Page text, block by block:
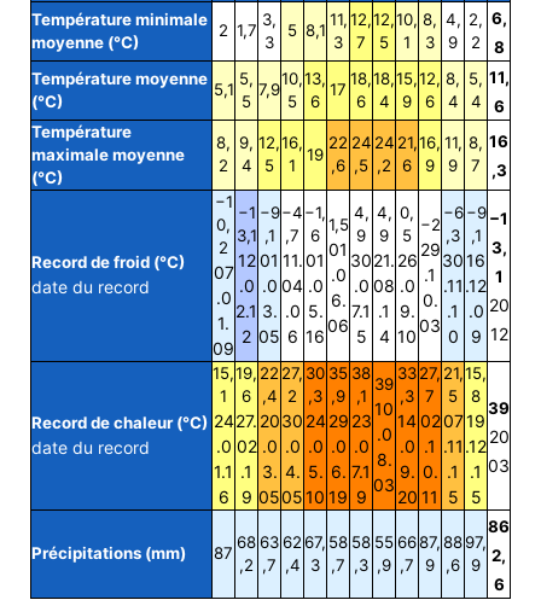
Température minimale
moyenne (°C)
2 1,7
3,
3
5 8,1
11,
3
12,
7
12,
5
10,
1
8,
3
4,
9
2,
2
6,
8
Température moyenne
(°C)
5,1
5,
5
7,9
10,
5
13,
6
17
18,
6
18,
4
15,
9
12,
6
8,
4
5,
4
11,
6
Température
maximale moyenne
(°C)
8,
2
9,
4
12,
5
16,
1
19
22
,6
24
,5
24
,2
21,
6
16,
9
11,
9
8,
7
16
,3
Record de froid (°C)
date du record
−1
0,
2
07
.0
1.
09
−1
3,1
12
.0
2.1
2
−9
,1
01
.0
3.
05
−4
,7
11.
04
.0
6
−1,
6
01
.0
5.
16
1,5
01
.0
6.
06
4,
9
30
.0
7.1
5
4,
9
21.
08
.1
4
0,
5
26
.0
9.
10
−2
29
.1
0.
03
−6
,3
30
.11
.1
0
−9
,1
16
.12
.0
9
−1
3,
1
20
12
Record de chaleur (°C)
date du record
15,
1
24
.0
1.1
6
19,
6
27.
02
.1
9
22
,4
20
.0
3.
05
27,
2
30
.0
4.
05
30
,3
24
.0
5.
10
35
,9
29
.0
6.
19
38
,1
23
.0
7.1
9
39
10
.0
8.
03
33
,3
14
.0
9.
20
27,
7
02
.1
0.
11
21,
5
07
.11
.1
5
15,
8
19
.12
.1
5
39
20
03
Précipitations (mm) 87
68
,2
63
,7
62
,4
67,
3
58
,7
58
,3
55
,9
66
,7
87,
9
88
,6
97,
9
86
2,
6